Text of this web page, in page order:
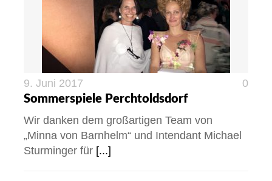
9. Juni 2017
0
Sommerspiele Perchtoldsdorf
Wir danken dem großartigen Team von
„Minna von Barnhelm“ und Intendant Michael
Sturminger für [...]